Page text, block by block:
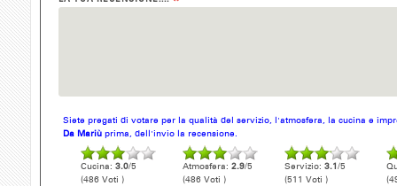
Siete pregati di votare per la qualità del servizio, l'atmosfera, la cucina e
Da Mariù prima, dell'invio la recensione.
Cucina: 3.0/5
(486 Voti )
Atmosfera: 2.9/5
(486 Voti )
Servizio: 3.1/5
(511 Voti )